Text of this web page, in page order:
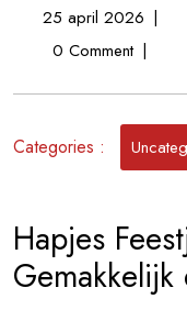
25 april 202625
april
2026
|
0 Comment |
Categories :
Hapjes
Gemakkelijk